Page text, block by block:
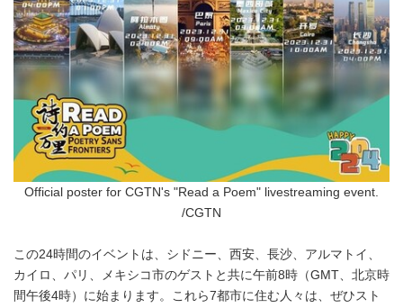
Official poster for CGTN's "Read a Poem" livestreaming event.
/CGTN
この24時間のイベントは、シドニー、西安、長沙、アルマトイ、
カイロ、パリ、メキシコ市のゲストと共に午前8時（GMT、北京時
間午後4時）に始まります。これら7都市に住む人々は、ぜひスト